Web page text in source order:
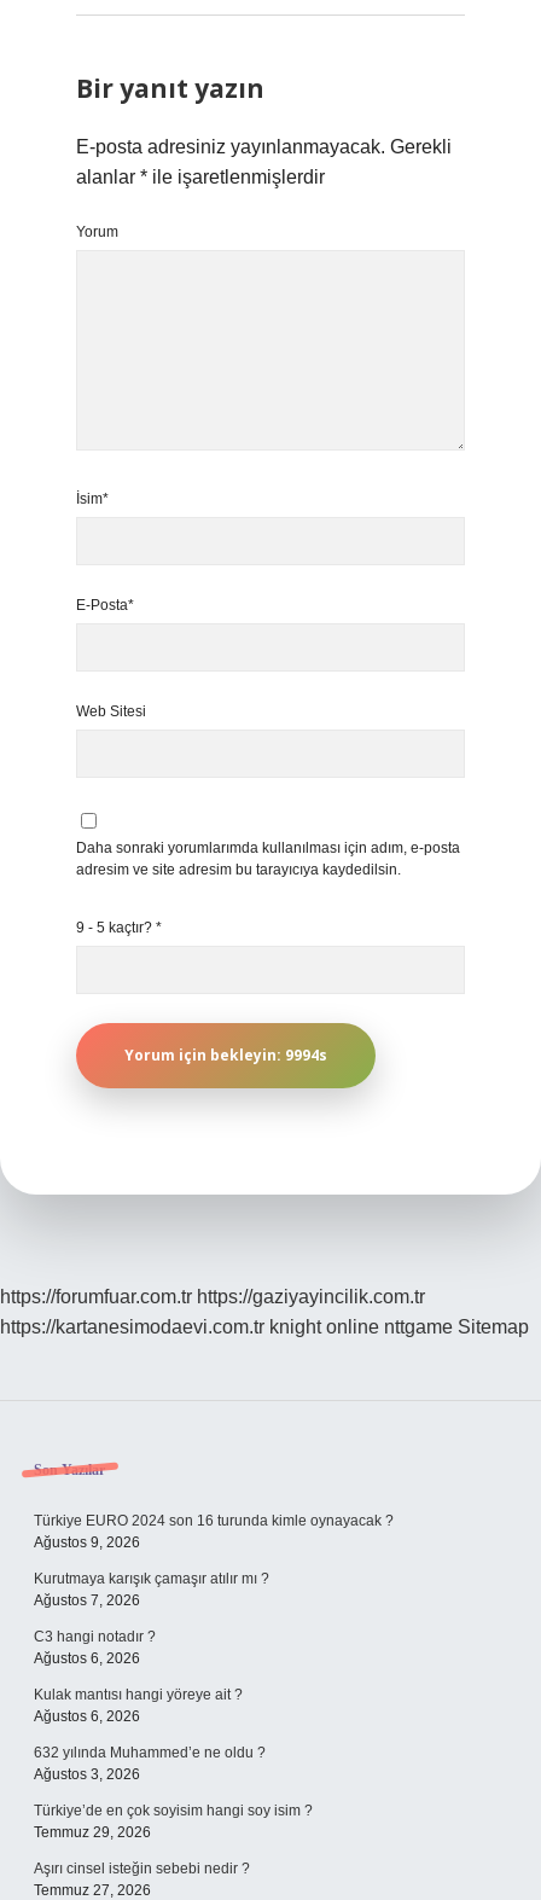
Bir yanıt yazın
E-posta adresiniz yayınlanmayacak. Gerekli
alanlar * ile işaretlenmişlerdir
Yorum
İsim*
E-Posta*
Web Sitesi
Daha sonraki yorumlarımda kullanılması için adım, e-posta
adresim ve site adresim bu tarayıcıya kaydedilsin.
9 - 5 kaçtır? *
https://forumfuar.com.tr https://gaziyayincilik.com.tr
https://kartanesimodaevi.com.tr knight online nttgame Sitemap
Sidebar
Son Yazılar
Türkiye EURO 2024 son 16 turunda kimle oynayacak ?
Ağustos 9, 2026
Kurutmaya karışık çamaşır atılır mı ?
Ağustos 7, 2026
C3 hangi notadır ?
Ağustos 6, 2026
Kulak mantısı hangi yöreye ait ?
Ağustos 6, 2026
632 yılında Muhammed’e ne oldu ?
Ağustos 3, 2026
Türkiye’de en çok soyisim hangi soy isim ?
Temmuz 29, 2026
Aşırı cinsel isteğin sebebi nedir ?
Temmuz 27, 2026